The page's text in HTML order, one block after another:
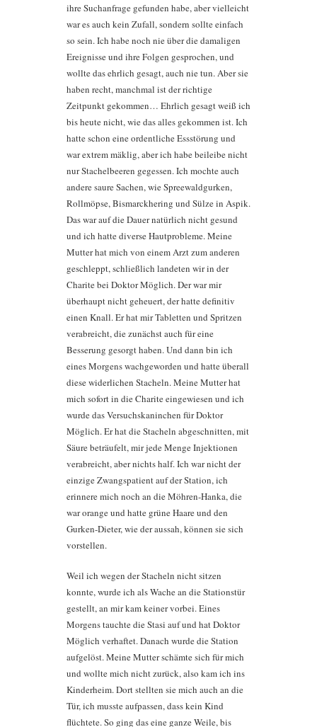
ihre Suchanfrage gefunden habe, aber vielleicht
war es auch kein Zufall, sondern sollte einfach
so sein. Ich habe noch nie über die damaligen
Ereignisse und ihre Folgen gesprochen, und
wollte das ehrlich gesagt, auch nie tun. Aber sie
haben recht, manchmal ist der richtige
Zeitpunkt gekommen… Ehrlich gesagt weiß ich
bis heute nicht, wie das alles gekommen ist. Ich
hatte schon eine ordentliche Essstörung und
war extrem mäklig, aber ich habe beileibe nicht
nur Stachelbeeren gegessen. Ich mochte auch
andere saure Sachen, wie Spreewaldgurken,
Rollmöpse, Bismarckhering und Sülze in Aspik.
Das war auf die Dauer natürlich nicht gesund
und ich hatte diverse Hautprobleme. Meine
Mutter hat mich von einem Arzt zum anderen
geschleppt, schließlich landeten wir in der
Charite bei Doktor Möglich. Der war mir
überhaupt nicht geheuert, der hatte definitiv
einen Knall. Er hat mir Tabletten und Spritzen
verabreicht, die zunächst auch für eine
Besserung gesorgt haben. Und dann bin ich
eines Morgens wachgeworden und hatte überall
diese widerlichen Stacheln. Meine Mutter hat
mich sofort in die Charite eingewiesen und ich
wurde das Versuchskaninchen für Doktor
Möglich. Er hat die Stacheln abgeschnitten, mit
Säure beträufelt, mir jede Menge Injektionen
verabreicht, aber nichts half. Ich war nicht der
einzige Zwangspatient auf der Station, ich
erinnere mich noch an die Möhren-Hanka, die
war orange und hatte grüne Haare und den
Gurken-Dieter, wie der aussah, können sie sich
vorstellen.
Weil ich wegen der Stacheln nicht sitzen
konnte, wurde ich als Wache an die Stationstür
gestellt, an mir kam keiner vorbei. Eines
Morgens tauchte die Stasi auf und hat Doktor
Möglich verhaftet. Danach wurde die Station
aufgelöst. Meine Mutter schämte sich für mich
und wollte mich nicht zurück, also kam ich ins
Kinderheim. Dort stellten sie mich auch an die
Tür, ich musste aufpassen, dass kein Kind
flüchtete. So ging das eine ganze Weile, bis